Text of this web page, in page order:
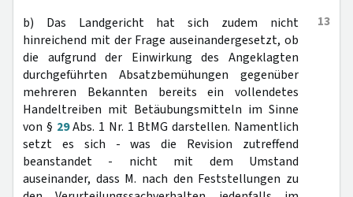
13
b) Das Landgericht hat sich zudem nicht
hinreichend mit der Frage auseinandergesetzt, ob
die aufgrund der Einwirkung des Angeklagten
durchgeführten Absatzbemühungen gegenüber
mehreren Bekannten bereits ein vollendetes
Handeltreiben mit Betäubungsmitteln im Sinne
von § 29Abs. 1 Nr. 1 BtMG darstellen. Namentlich
setzt es sich - was die Revision zutreffend
beanstandet - nicht mit dem Umstand
auseinander, dass M. nach den Feststellungen zu